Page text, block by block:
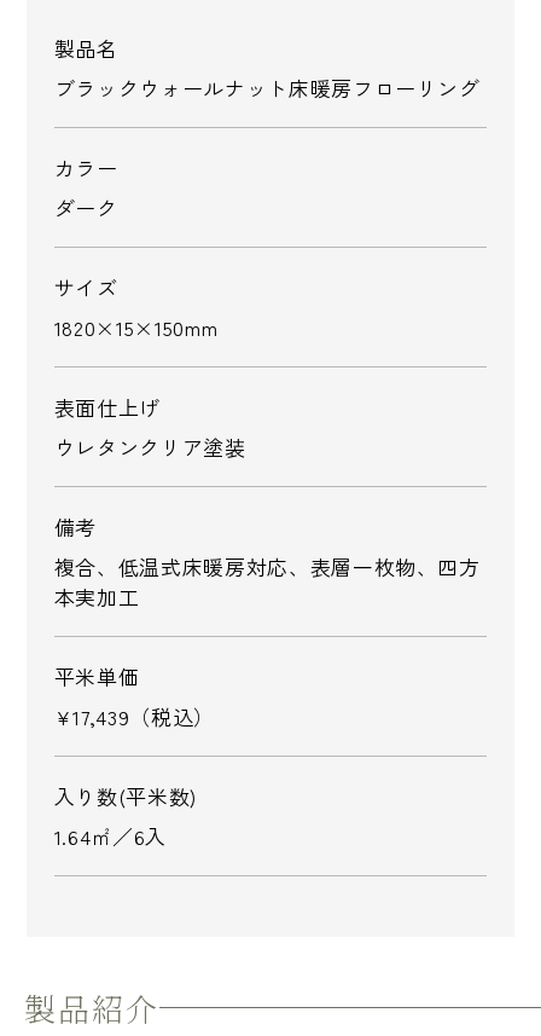
製品名
ブラックウォールナット床暖房フローリング
カラー
ダーク
サイズ
1820×15×150mm
表面仕上げ
ウレタンクリア塗装
備考
複合、低温式床暖房対応、表層一枚物、四方
本実加工
平米単価
¥17,439（税込）
入り数(平米数)
1.64㎡／6入
製品紹介